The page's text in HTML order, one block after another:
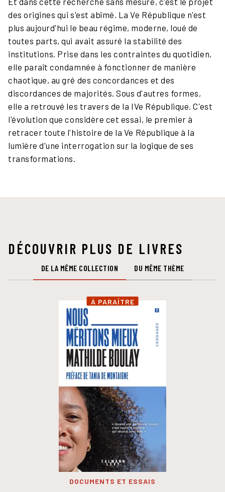
des origines qui s'est abîmé. La Ve République n'est
plus aujourd'hui le beau régime, moderne, loué de
toutes parts, qui avait assuré la stabilité des
institutions. Prise dans les contraintes du quotidien,
elle paraît condamnée à fonctionner de manière
chaotique, au gré des concordances et des
discordances de majorités. Sous d'autres formes,
elle a retrouvé les travers de la IVe République. C'est
l'évolution que considère cet essai, le premier à
retracer toute l'histoire de la Ve République à la
lumière d'une interrogation sur la logique de ses
transformations.
DÉCOUVRIR PLUS DE LIVRES
DE LA MÊME COLLECTION DU MÊME THÈME
À PARAÎTRE
DOCUMENTS ET ESSAIS